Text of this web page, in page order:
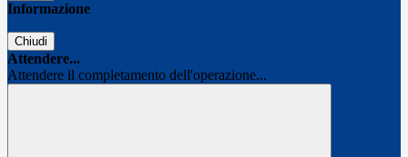
Informazione
Chiudi
Attendere...
Attendere il completamento dell'operazione...